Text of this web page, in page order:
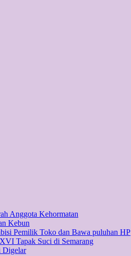
Anggota Kehormatan
Kebun
Pemilik Toko dan Bawa puluhan HP
Tapak Suci di Semarang
Digelar